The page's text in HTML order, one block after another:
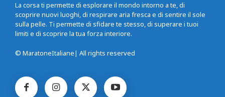
La corsa ti permette di esplorare il mondo intorno a te, di
scoprire nuovi luoghi, di respirare aria fresca e di sentire il sole
sulla pelle. Ti permette di sfidare te stesso, di superare i tuoi
limiti e di scoprire la tua forza interiore.
© MaratoneItaliane| All rights reserved